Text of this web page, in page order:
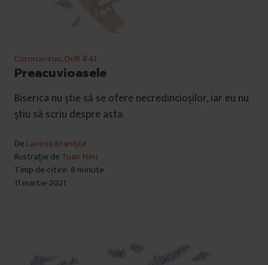
Coronavirus,DoR #43
Preacuvioasele
Biserica nu știe să se ofere necredincioșilor, iar eu nu
știu să scriu despre asta.
De Lavinia Braniște
Ilustrație de Tuan Nini
Timp de citire: 8 minute
11 martie 2021